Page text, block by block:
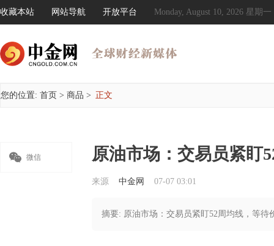
收藏本站 网站导航 开放平台 Monday, August 10, 2026 星期一
您的位置: 首页 > 商品 > 正文
 微信 原油市场：交易员紧盯
来源 中金网 07-07 03:01
摘要: 原油市场：交易员紧盯52周均线，等待